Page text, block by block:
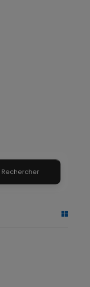
Rechercher